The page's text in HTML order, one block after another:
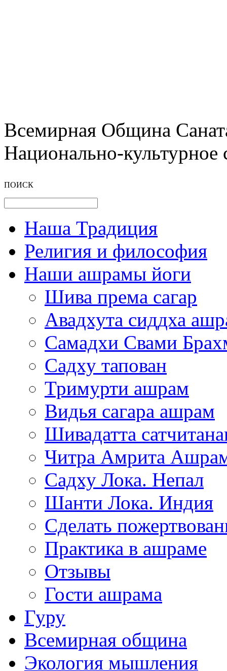
Всемирная Община
Национально-культурное
ПОИСК
Наша Традиция
Религия и философия
Наши ашрамы йоги
Шива према сагар
Авадхута сиддха
Самадхи Свами
Садху тапован
Тримурти ашрам
Видья сагара ашрам
Шивадатта
Читра Амрита
Садху Лока. Непал
Шанти Лока. Индия
Сделать
Практика в ашраме
Отзывы
Гости ашрама
Гуру
Всемирная община
Экология мышления